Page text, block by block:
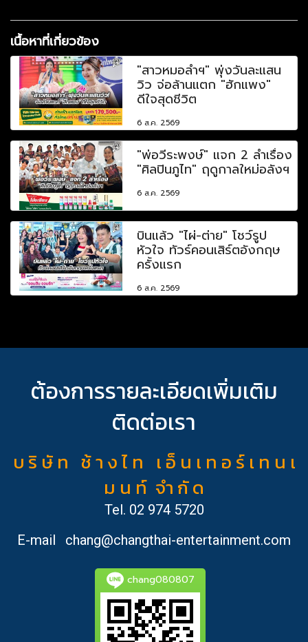
เนื้อหาที่เกี่ยวข้อง
"สาวหมอลำฯ" พุ่งวันละแสน
วิว จ่อล้านแตก "ฮักแพง"
ดีใจสุดชีวิต
6 ส.ค. 2569
"พ่อวีระพงษ์" แจก 2 ลำเรื่อง
"ศิลปินภูไท" ฤดูกาลใหม่อลังฯ
6 ส.ค. 2569
บินแล้ว "ไผ่-ต่าย" โชว์รูป
หัวใจ ทัวร์คอนเสิร์ตอังกฤษ
ครั้งแรก
6 ส.ค. 2569
ต้องการรายละเอียดเพิ่มเติม
ติดต่อเรา
บ ริ ษั ท ช้ า ง ไ ท เ อ็ น เ ท อ ร์ เ ท น เ
ม น ท์ จำ กั ด
Tel. 02 974 5720
E-mail
chang@changthai-entertainment.com
chang080807